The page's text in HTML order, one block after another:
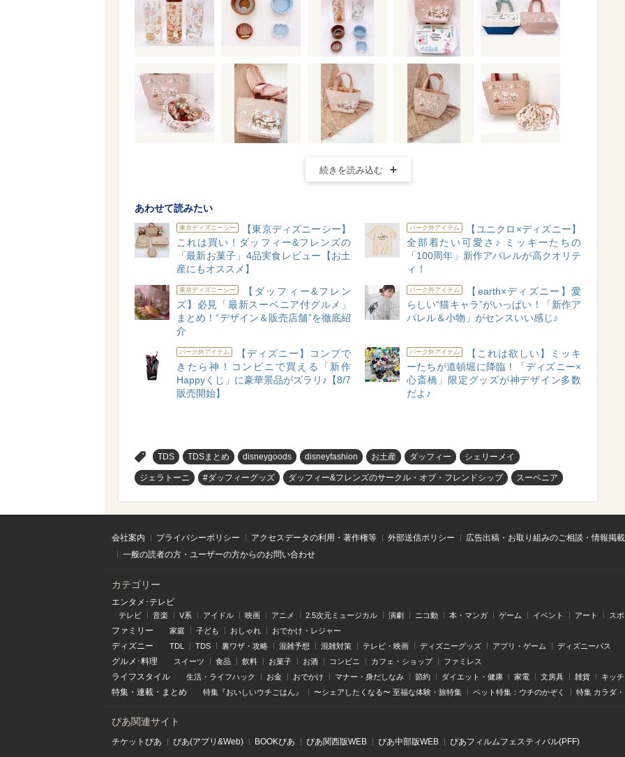
続きを読み込む
あわせて読みたい
東京ディズニーシー
【東京ディズニーシー】
これは買い！ダッフィー&フレンズの
「最新お菓子」4品実食レビュー【お土
産にもオススメ】
パーク外アイテム
【ユニクロ×ディズニー】
全部着たい可愛さ♪ ミッキーたちの
「100周年」新作アパレルが高クオリテ
ィ！
東京ディズニーシー
【ダッフィー&フレン
ズ】必見「最新スーベニア付グルメ」
まとめ！“デザイン＆販売店舗”を徹底紹
介
パーク外アイテム
【earth×ディズニー】愛
らしい“猫キャラ”がいっぱい！「新作ア
パレル＆小物」がセンスいい感じ♪
パーク外アイテム
【ディズニー】コンプで
きたら神！コンビニで買える「新作
Happyくじ」に豪華景品がズラリ♪【8/7
販売開始】
パーク外アイテム
【これは欲しい】ミッキ
ーたちが道頓堀に降臨！「ディズニー×
心斎橋」限定グッズが神デザイン多数
だよ♪
TDS TDSまとめ disneygoods disneyfashion お土産 ダッフィー シェリーメイ
ジェラトーニ #ダッフィーグッズ ダッフィー&フレンズのサークル・オブ・フレンドシップ スーベニア
会社案内 プライバシーポリシー アクセスデータの利用・著作権等 外部送信ポリシー
広告出稿・お取り組みのご相談・情報掲
一般の読者の方・ユーザーの方からのお問い合わせ
カテゴリー
エンタメ･テレビ
テレビ 音楽 V系 アイドル 映画 アニメ 2.5次元ミュージカル 演劇 ニコ動 本・マンガ ゲーム イベント アート ス
ファミリー 家庭 子ども おしゃれ おでかけ・レジャー
ディズニー TDL TDS 裏ワザ・攻略 混雑予想 混雑対策 テレビ・映画 ディズニーグッズ アプリ・ゲーム ディズニーパス
グルメ･料理 スイーツ 食品 飲料 お菓子 お酒 コンビニ カフェ・ショップ ファミレス
ライフスタイル 生活・ライフハック お金 おでかけ マナー・身だしなみ 節約 ダイエット・健康 家電 文房具 雑貨 キッ
特集 ・ 連載 ・ まとめ 特集『おいしいウチごはん』 〜シェアしたくなる〜 至福な体験・旅特集 ペット特集：ウチのかぞく 特集 カラダ
ぴあ関連サイト
チケットぴあ ぴあ(アプリ&Web) BOOKぴあ ぴあ関⻄版WEB ぴあ中部版WEB ぴあフィルムフェスティバル(PFF)